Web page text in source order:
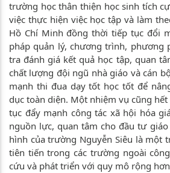
trường học thân thiện học sinh tích
việc thực hiện việc học tập và làm
Hồ Chí Minh đồng thời tiếp tục đổi
pháp quản lý, chương trình, phương
tra đánh giá kết quả học tập, quan
chất lượng đội ngũ nhà giáo và cán
mạnh thi đua dạy tốt học tốt để
dục toàn diện. Một nhiệm vụ cũng
tục đẩy mạnh công tác xã hội hóa
nguồn lực, quan tâm cho đầu tư
hình của trường Nguyễn Siêu là một
tiên tiến trong các trường ngoài
cứu và phát triển với quy mô rộng